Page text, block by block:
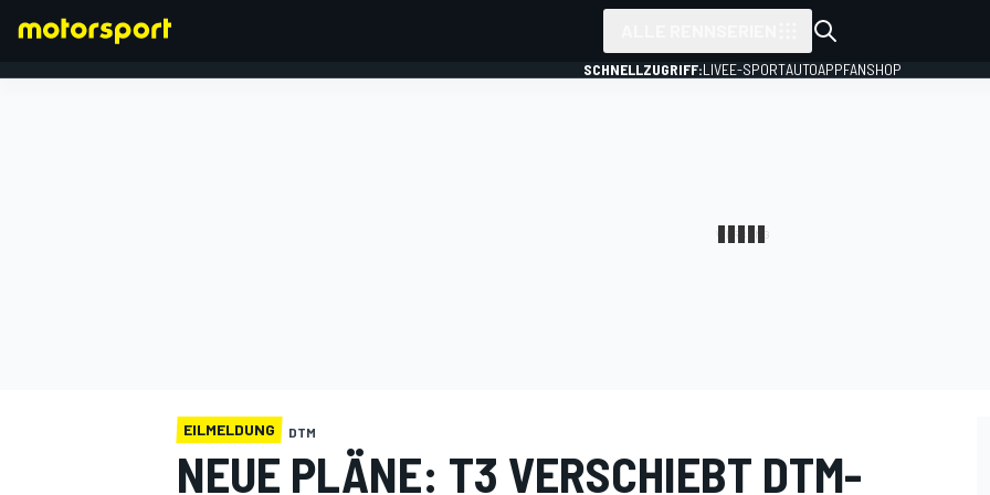
SCHNELLZUGRIFF:LIVEE-SPORTAUTOAPPFANSHOP
EILMELDUNG DTM
NEUE PLÄNE: T3 VERSCHIEBT DTM-